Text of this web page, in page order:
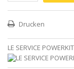
Drucken
LE SERVICE